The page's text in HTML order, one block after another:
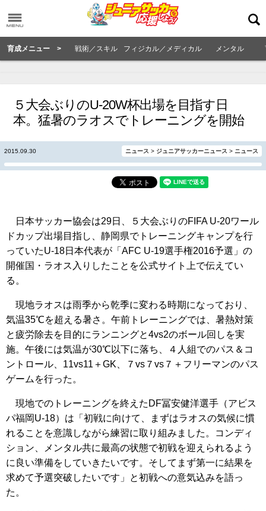
育成メニュー > 戦術／スキル フィジカル／メディカル メンタル
５大会ぶりのU-20W杯出場を目指す日
本。猛暑のラオスでトレーニングを開始
2015.09.30 ニュース > ジュニアサッカーニュース > ニュース
日本サッカー協会は29日、５大会ぶりのFIFA U-20ワール
ドカップ出場目指し、静岡県でトレーニングキャンプを行
っていたU-18日本代表が「AFC U-19選手権2016予選」の
開催国・ラオス入りしたことを公式サイト上で伝えてい
る。
現地ラオスは雨季から乾季に変わる時期になっており、
気温35℃を超える暑さ。午前トレーニングでは、暑熱対策
と疲労除去を目的にランニングと4vs2のボール回しを実
施。午後には気温が30℃以下に落ち、４人組でのパス＆コ
ントロール、11vs11＋GK、７vs７vs７＋フリーマンのパス
ゲームを行った。
現地でのトレーニングを終えたDF冨安健洋選手（アビス
パ福岡U-18）は「初戦に向けて、まずはラオスの気候に慣
れることを意識しながら練習に取り組みました。コンディ
ション、メンタル共に最高の状態で初戦を迎えられるよう
に良い準備をしていきたいです。そしてまず第一に結果を
求めて予選突破したいです」と初戦への意気込みを語っ
た。